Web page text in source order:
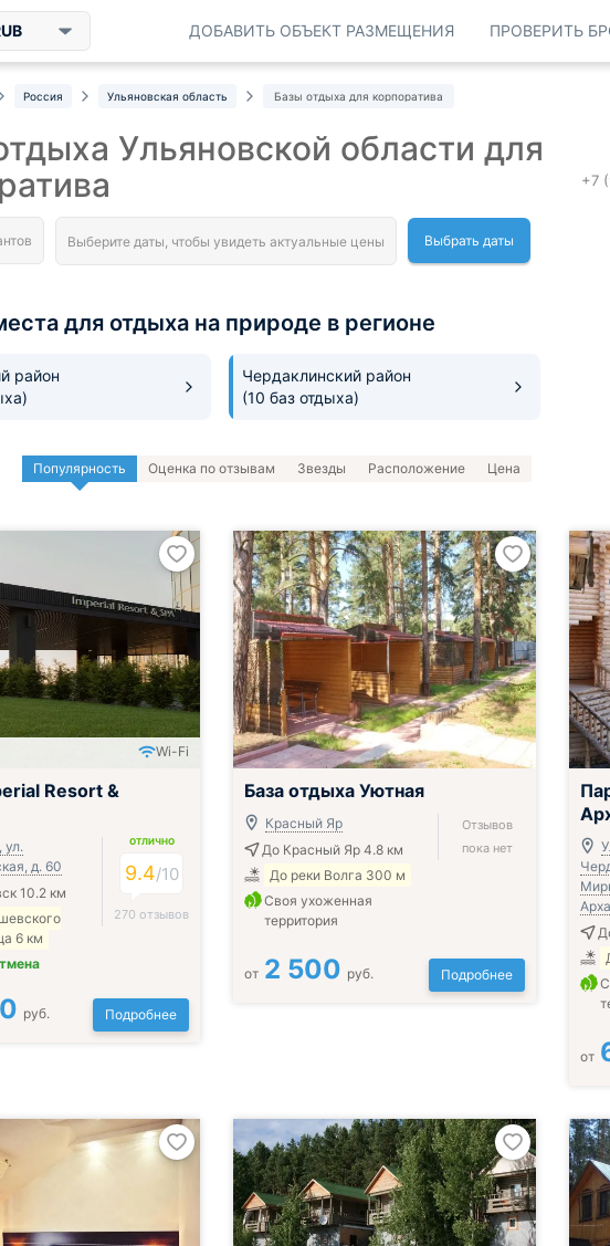
ПРОВЕРИТЬ
ДОБАВИТЬ ОБЪЕКТ РАЗМЕЩЕНИЯ
Россия Ульяновская область Базы отдыха для корпоратива
+7
Ульяновской области для
Выбрать даты
для отдыха на природе в регионе
район
Чердаклинский район
(10 баз отдыха)
Популярность Оценка по отзывам Звезды Расположение Цена
Wi-Fi
Resort &
ул.
д. 60
10.2 км
6 км
ОТЛИЧНО
9.4/10
270 отзывов
руб. Подробнее
База отдыха Уютная
Красный Яр
До Красный Яр 4.8 км
До реки Волга 300 м
Своя ухоженная
территория
Отзывов
пока нет
от 2 500 руб. Подробнее
от